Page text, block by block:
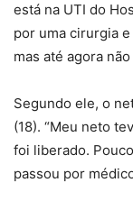
está na UTI do
por uma cirurgia
mas até agora
Segundo ele, o
(18). “Meu neto
foi liberado.
passou por